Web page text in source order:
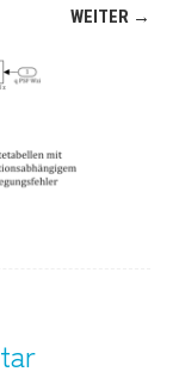
WEITER →